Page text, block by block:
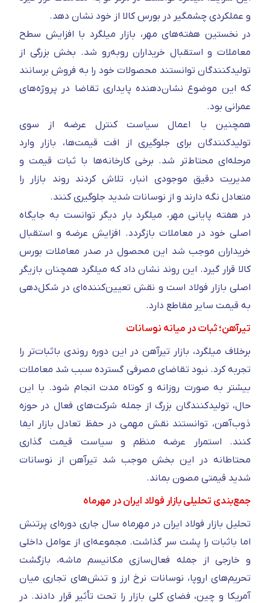
و عملکردی چشمگیر در بورس کالا از خود نشان دهد.
در نخستین هفته‌های مهر، بازار میلگرد با افزایش سطح
معاملات و استقبال خریداران روبه‌رو شد. بخش بزرگی از
تولیدکنندگان توانستند محصولات خود را به فروش برسانند
که این موضوع نشان‌دهنده پایداری تقاضا در پروژه‌های
عمرانی بود.
همچنین با اعمال سیاست کنترل عرضه از سوی
تولیدکنندگان برای جلوگیری از افت قیمت‌ها، بازار وارد
مرحله‌ای محتاط‌تر شد. برخی کارخانه‌ها با ثبات قیمت و
مدیریت دقیق موجودی انبار، تلاش کردند روند بازار را
متعادل نگه دارند و از نوسانات شدید جلوگیری کنند.
در هفته پایانی مهر، میلگرد بار دیگر توانست به جایگاه
اصلی خود در معاملات بازگردد. افزایش عرضه و استقبال
خریداران موجب شد این محصول در صدر معاملات بورس
کالا قرار گیرد. این روند نشان داد که میلگرد همچنان بازیگر
اصلی بازار فولاد است و نقش تعیین‌کننده‌ای در شکل‌دهی
به قیمت سایر مقاطع دارد.
تیرآهن؛ ثبات در میانه نوسانات
برخلاف میلگرد، بازار تیرآهن در این دوره روندی باثبات‌تر را
تجربه کرد. نبود تقاضای مصرفی گسترده سبب شد معاملات
بیشتر به‌ صورت روزانه و کوتاه‌ مدت انجام شود. با این
حال، تولیدکنندگان بزرگ از جمله شرکت‌های فعال در حوزه
ذوب‌آهن، توانستند نقش مهمی در حفظ تعادل بازار ایفا
کنند. استمرار عرضه منظم و سیاست قیمت‌ گذاری
محتاطانه در این بخش موجب شد تیرآهن از نوسانات
شدید قیمتی مصون بماند.
جمع‌بندی تحلیلی بازار فولاد ایران در مهرماه
تحلیل بازار فولاد ایران در مهرماه سال جاری دوره‌ای پرتنش
اما باثبات را پشت سر گذاشت. مجموعه‌ای از عوامل داخلی
و خارجی از جمله فعال‌سازی مکانیسم ماشه، بازگشت
تحریم‌های اروپا، نوسانات نرخ ارز و تنش‌های تجاری میان
آمریکا و چین، فضای کلی بازار را تحت تأثیر قرار دادند. در